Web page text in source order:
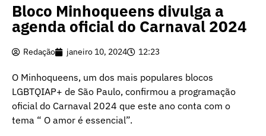
Bloco Minhoqueens divulga a
agenda oficial do Carnaval 2024
Redação janeiro 10, 2024 12:23
O Minhoqueens, um dos mais populares blocos
LGBTQIAP+ de São Paulo, confirmou a programação
oficial do Carnaval 2024 que este ano conta com o
tema “ O amor é essencial”.